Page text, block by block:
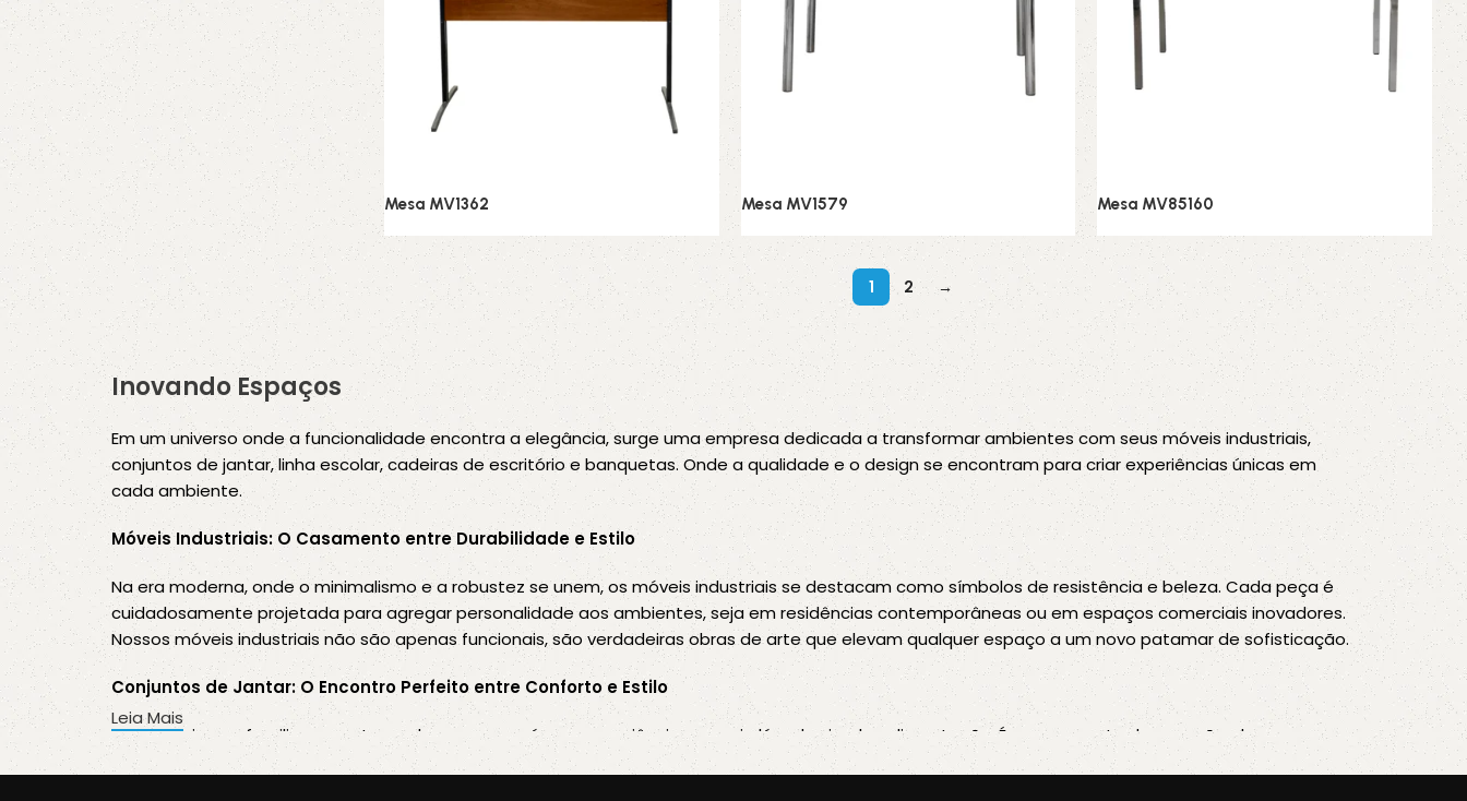
Mesa MV1362
Conjunto de Jantar
Mesa MV1579
Conjunto de Jantar
Mesa MV85160
Conjunto de Jantar
1 2 →
Inovando Espaços
Em um universo onde a funcionalidade encontra a elegância, surge uma empresa dedicada a transformar ambientes com seus móveis industriais,
conjuntos de jantar, linha escolar, cadeiras de escritório e banquetas. Onde a qualidade e o design se encontram para criar experiências únicas em
cada ambiente.
Móveis Industriais: O Casamento entre Durabilidade e Estilo
Na era moderna, onde o minimalismo e a robustez se unem, os móveis industriais se destacam como símbolos de resistência e beleza. Cada peça é
cuidadosamente projetada para agregar personalidade aos ambientes, seja em residências contemporâneas ou em espaços comerciais inovadores.
Nossos móveis industriais não são apenas funcionais, são verdadeiras obras de arte que elevam qualquer espaço a um novo patamar de sofisticação.
Conjuntos de Jantar: O Encontro Perfeito entre Conforto e Estilo
Reunir amigos e familiares em torno de uma mesa é uma experiência que vai além da simples alimentação. É um momento de conexão, de
compartilhar histórias e criar memórias inesquecíveis. Oferecemos conjuntos de jantar que combinam conforto, elegância e praticidade,
Leia Mais